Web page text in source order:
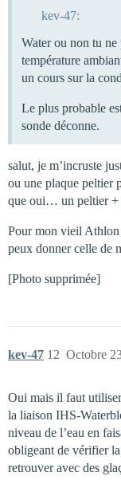
kev-47:
Water ou non tu ne
température
un cours sur la
Le plus probable
sonde déconne.
salut, je m’incruste
ou une plaque peltier
que oui… un peltier
Pour mon vieil
peux donner celle de
[Photo supprimée]
kev-47 Octobre
12
Oui mais il faut
la liaison IHS-
niveau de l’eau en
obligeant de vérifier
retrouver avec des